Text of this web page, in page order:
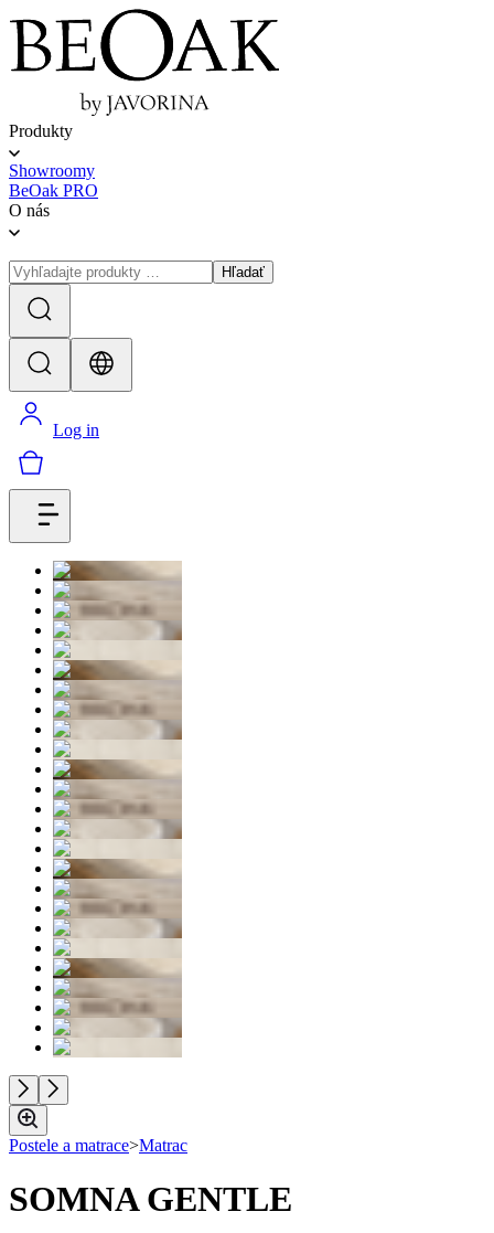
Produkty
Showroomy
BeOak PRO
O nás
Hľadať
Log in
Postele a matrace>Matrac
SOMNA GENTLE